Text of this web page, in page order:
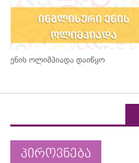
ენის ოლიმპიადა დაიწყო
პიროვნება